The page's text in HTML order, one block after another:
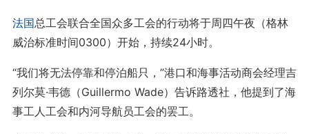
法国总工会联合全国众多工会的行动将于周四午夜（格林
威治标准时间0300）开始，持续24小时。
“我们将无法停靠和停泊船只，”港口和海事活动商会经理吉
列尔莫·韦德（Guillermo Wade）告诉路透社，他提到了海
事工人工会和内河导航员工会的罢工。